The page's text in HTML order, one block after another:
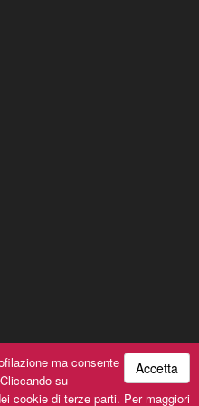
Rights Reserved | P.iva
bySeFla System srl
Accetta
ma consente
su
cookie di terze parti. Per maggiori